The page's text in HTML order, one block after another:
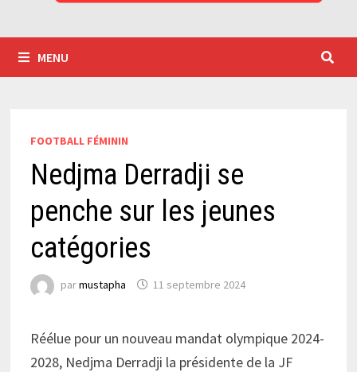
MENU
FOOTBALL FÉMININ
Nedjma Derradji se
penche sur les jeunes
catégories
parmustapha 11 septembre 2024
Réélue pour un nouveau mandat olympique 2024-
2028, Nedjma Derradji la présidente de la JF